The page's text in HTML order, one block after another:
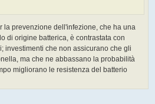
la prevenzione dell'infezione, che ha una
di origine batterica, è contrastata con
investimenti che non assicurano che gli
ma che ne abbassano la probabilità
migliorano le resistenza del batterio